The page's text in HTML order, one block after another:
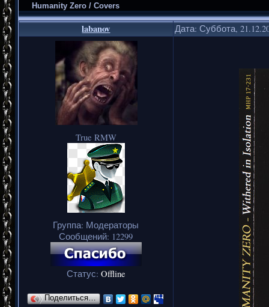
Humanity Zero / Covers
labanov Дата: Суббота,
True RMW
Группа: Модераторы
Сообщений: 12299
Статус: Offline
Поделиться…